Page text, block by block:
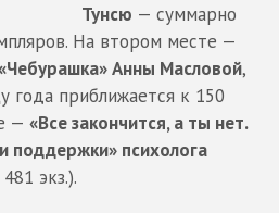
Тунсю — суммарно
На втором месте —
Анны Масловой,
года приближается к 150
— «Все закончится, а ты нет.
поддержки» психолога
экз.).